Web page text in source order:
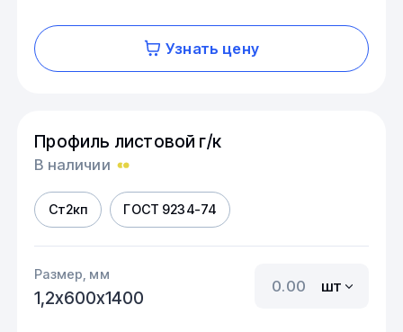
Узнать цену
Профиль листовой г/к
В наличии
Ст2кп ГОСТ 9234-74
Размер, мм
1,2х600х1400
шт